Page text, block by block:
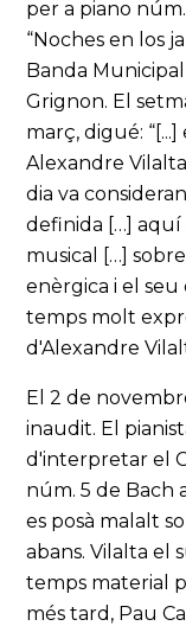
per a piano
“Noches en los
Banda
Grignon. El
març, digué:
Alexandre
dia va
definida […] aquí
musical […]
enèrgica i el
temps molt
d'Alexandre
El 2 de
inaudit. El
d'interpretar el
núm. 5 de Bach
es posà malalt
abans. Vilalta el
temps material
més tard, Pau